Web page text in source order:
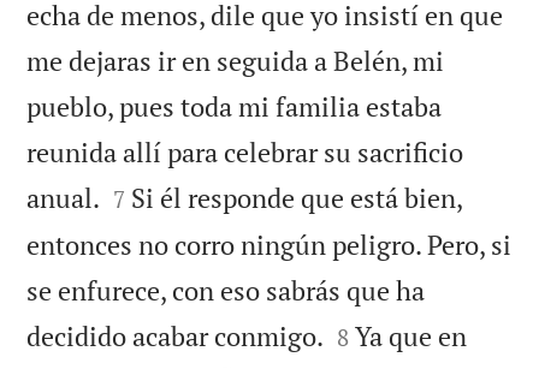
echa de menos, dile que yo insistí en que
me dejaras ir en seguida a Belén, mi
pueblo, pues toda mi familia estaba
reunida allí para celebrar su sacrificio
anual. 

7 Si él responde que está bien,
entonces no corro ningún peligro. Pero, si
se enfurece, con eso sabrás que ha
decidido acabar conmigo. 

8 Ya que en